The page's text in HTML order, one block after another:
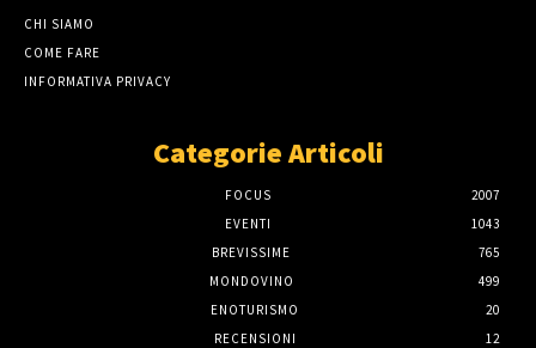
CHI SIAMO
COME FARE
INFORMATIVA PRIVACY
Categorie Articoli
FOCUS
2007
EVENTI
1043
BREVISSIME
765
MONDOVINO
499
ENOTURISMO
20
RECENSIONI
12